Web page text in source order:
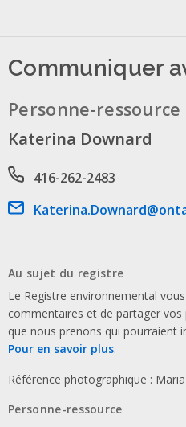
Communiquer
Personne-ressource
Katerina Downard
Phone number
416-262-2483
Email address
Au sujet du registre
Le Registre environnemental
commentaires et de partager
que nous prenons qui pourraient
Pour en savoir plus.
Référence photographique :
Personne-ressource